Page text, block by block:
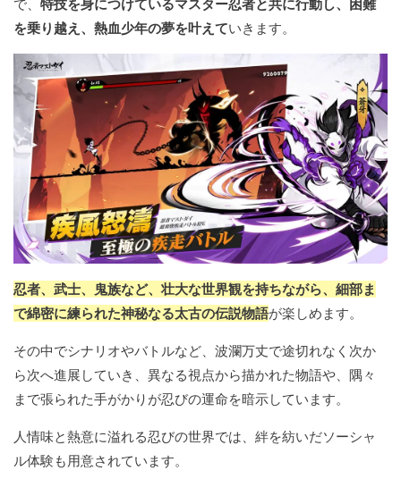
で、 特技を身につけているマスター忍者と共に行動し、困難
を乗り越え、熱血少年の夢を叶えていきます。
忍者、武士、鬼族など、壮大な世界観を持ちながら、細部ま
で綿密に練られた神秘なる太古の伝説物語が楽しめます。
その中でシナリオやバトルなど、波瀾万丈で途切れなく次か
ら次へ進展していき、異なる視点から描かれた物語や、隅々
まで張られた手がかりが忍びの運命を暗示しています。
人情味と熱意に溢れる忍びの世界では、絆を紡いだソーシャ
ル体験も用意されています。